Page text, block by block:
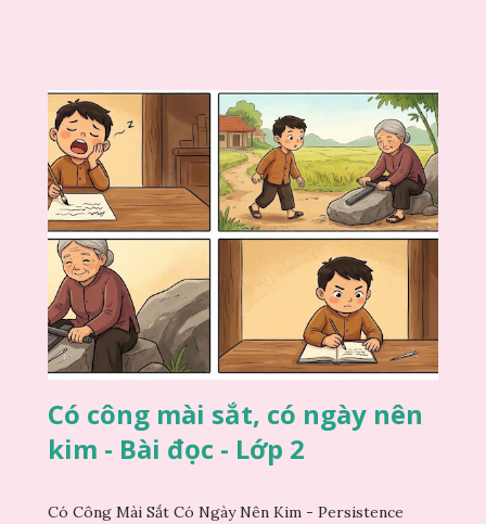
Có công mài sắt, có ngày nên
kim - Bài đọc - Lớp 2
Có Công Mài Sắt Có Ngày Nên Kim - Persistence